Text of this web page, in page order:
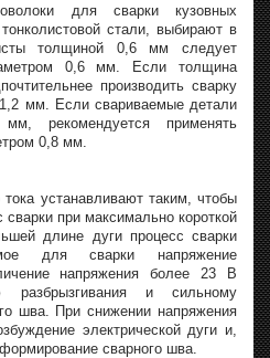
для сварки кузовных
стали, выбирают в
толщиной 0,6 мм следует
0,6 мм. Если толщина
производить сварку
мм. Если свариваемые детали
рекомендуется применять
0,8 мм.
тока устанавливают таким, чтобы
сварки при максимально короткой
длине дуги процесс сварки
для сварки напряжение
напряжения более 23 В
разбрызгивания и сильному
шва. При снижении напряжения
электрической дуги и,
сварного шва.